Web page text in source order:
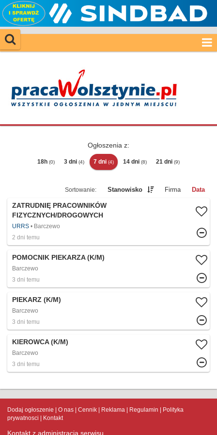
Ogłoszenia z:
18h (0) 3 dni (4) 7 dni (4) 14 dni (8) 21 dni (9)
Stanowisko Firma Data
ZATRUDNIĘ PRACOWNIKÓW
FIZYCZNYCH/DROGOWYCH
URRS
Barczewo
2 dni temu
POMOCNIK PIEKARZA (K/M)
Barczewo
3 dni temu
PIEKARZ (K/M)
Barczewo
3 dni temu
KIEROWCA (K/M)
Barczewo
3 dni temu
Dodaj ogłoszenie O nas Cennik Reklama Regulamin
Polityka
prywatnosci
Kontakt
Kontakt z administracją serwisu